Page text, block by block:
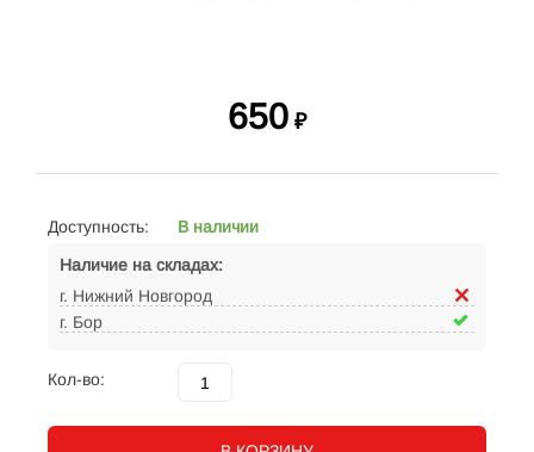
650 ₽
Доступность:
В наличии
Наличие на складах:
г. Нижний Новгород
г. Бор
Кол-во: